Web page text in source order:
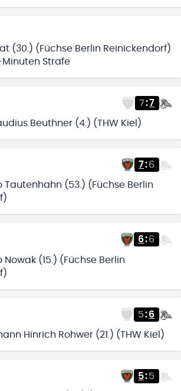
(30.) (Füchse Berlin Reinickendorf)
Strafe
7:7
Beuthner (4.) (THW Kiel)
7:6
Tautenhahn (53.) (Füchse Berlin
6:6
Nowak (15.) (Füchse Berlin
5:6
Hinrich Rohwer (21.) (THW Kiel)
5:5